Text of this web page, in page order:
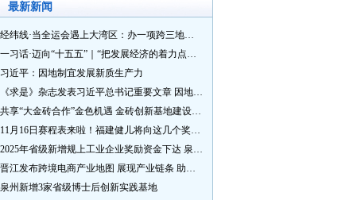
最新新闻
经纬线·当全运会遇上大湾区：办一项跨三地的赛事有多硬核？
一习话·迈向“十五五”｜“把发展经济的着力点放在实体经济上”
习近平：因地制宜发展新质生产力
《求是》杂志发表习近平总书记重要文章 因地制宜发展新质生产力
共享“大金砖合作”金色机遇 金砖创新基地建设成效显著
11月16日赛程表来啦！福建健儿将向这几个奖牌发起冲击→
2025年省级新增规上工业企业奖励资金下达 泉州市获补资金居全省首位
晋江发布跨境电商产业地图 展现产业链条 助力“晋品出海”
泉州新增3家省级博士后创新实践基地